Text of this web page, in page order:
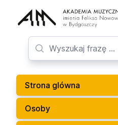
Strona glówna
Osoby